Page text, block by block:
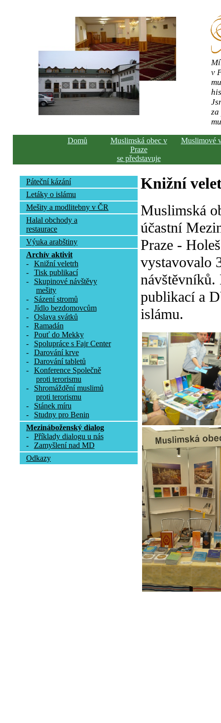
v
Domů
Muslimská obec v
Praze
se představuje
Muslimové
Páteční kázání
Letáky o islámu
Mešity a modlitebny v ČR
Halal obchody a
restaurace
Výuka arabštiny
Archív aktivit
-
Knižní veletrh
-
Tisk publikací
-
Skupinové návštěvy
mešity
-
Sázení stromů
-
Jídlo bezdomovcům
-
Oslava svátků
-
Ramadán
-
Pouť do Mekky
-
Spolupráce s Fajr Center
-
Darování krve
-
Darování tabletů
-
Konference Společně
proti terorismu
-
Shromáždění muslimů
proti terorismu
-
Stánek míru
-
Studny pro Benin
Mezináboženský dialog
-
Příklady dialogu u nás
-
Zamyšlení nad MD
Odkazy
Knižní
Muslimská
účastní
Praze -
vystavovalo
návštěvníků.
publikací a
islámu.